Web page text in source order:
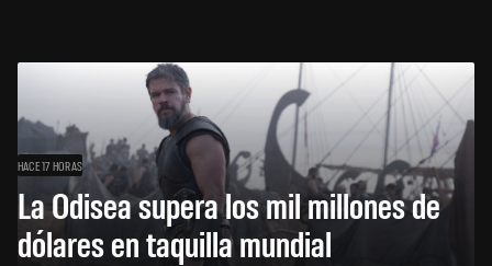
HACE 17 HORAS
La Odisea supera los mil millones de
dólares en taquilla mundial